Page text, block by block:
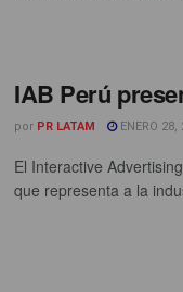
IAB Perú
por PR LATAM ENERO 28,
El Interactive
que representa a la